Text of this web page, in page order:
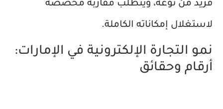
فريد من نوعه، ويتطلب مقاربة مخصصة
لاستغلال إمكاناته الكاملة.
نمو التجارة الإلكترونية في الإمارات:
أرقام وحقائق